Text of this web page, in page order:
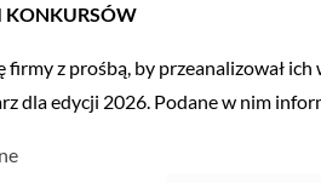
KONKURSÓW
z prośbą, by przeanalizował
dla edycji 2026. Podane w nim